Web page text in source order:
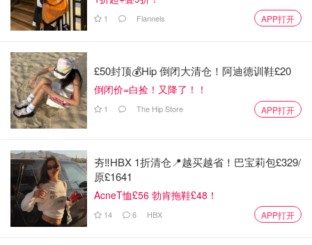
图片来自于@Finance Monthly 版权属于原作者
政府官员指出，很多黄牛使用自动抢票软件，一下子买走大
量门票，再在二手平台高价转卖。这不仅让真正想去看演出
的粉丝很难买到票，也对演出市场的健康发展造成了影响。
新规实施后，粉丝在门票开售时将有更多机会以原价买到心
仪的票。
1 Flannels APP打开
£50封顶💰Hip 倒闭大清仓！阿迪德训鞋£20
倒闭价=白捡！又降了！！
1 The Hip Store APP打开
夯‼️HBX 1折清仓📍越买越省！巴宝莉包£329/
原£1641
AcneT恤£56 勃肯拖鞋£48！
14 6 HBX APP打开